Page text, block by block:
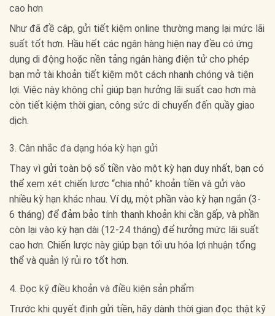
cao hơn
Như đã đề cập, gửi tiết kiệm online thường mang lại mức lãi
suất tốt hơn. Hầu hết các ngân hàng hiện nay đều có ứng
dụng di động hoặc nền tảng ngân hàng điện tử cho phép
bạn mở tài khoản tiết kiệm một cách nhanh chóng và tiện
lợi. Việc này không chỉ giúp bạn hưởng lãi suất cao hơn mà
còn tiết kiệm thời gian, công sức di chuyển đến quầy giao
dịch.
3. Cân nhắc đa dạng hóa kỳ hạn gửi
Thay vì gửi toàn bộ số tiền vào một kỳ hạn duy nhất, bạn có
thể xem xét chiến lược “chia nhỏ” khoản tiền và gửi vào
nhiều kỳ hạn khác nhau. Ví dụ, một phần vào kỳ hạn ngắn (3-
6 tháng) để đảm bảo tính thanh khoản khi cần gấp, và phần
còn lại vào kỳ hạn dài (12-24 tháng) để hưởng mức lãi suất
cao hơn. Chiến lược này giúp bạn tối ưu hóa lợi nhuận tổng
thể và quản lý rủi ro tốt hơn.
4. Đọc kỹ điều khoản và điều kiện sản phẩm
Trước khi quyết định gửi tiền, hãy dành thời gian đọc thật kỹ